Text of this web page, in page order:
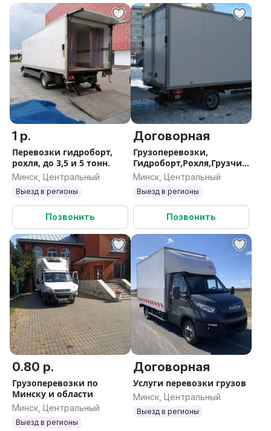
документов!
Наш сайт: azbuka-gruza.by
1 р.
Перевозки гидроборт,
рохля, до 3,5 и 5 тонн.
Минск, Центральный
Выезд в регионы
Позвонить
Договорная
Грузоперевозки,
Гидроборт,Рохля,Грузчик
и
Минск, Центральный
Выезд в регионы
Позвонить
0.80 р.
Грузоперевозки по
Минску и области
Минск, Центральный
Выезд в регионы
Договорная
Услуги перевозки грузов
Минск, Центральный
Выезд в регионы